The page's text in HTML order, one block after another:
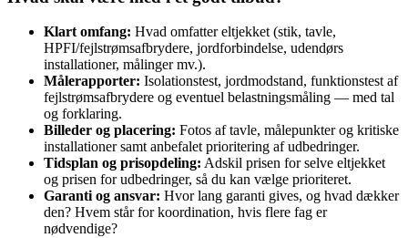
Klart omfang: Hvad omfatter eltjekket (stik, tavle,
HPFI/fejlstrømsafbrydere, jordforbindelse, udendørs
installationer, målinger mv.).
Målerapporter: Isolationstest, jordmodstand, funktionstest af
fejlstrømsafbrydere og eventuel belastningsmåling — med tal
og forklaring.
Billeder og placering: Fotos af tavle, målepunkter og kritiske
installationer samt anbefalet prioritering af udbedringer.
Tidsplan og prisopdeling: Adskil prisen for selve eltjekket
og prisen for udbedringer, så du kan vælge prioriteret.
Garanti og ansvar: Hvor lang garanti gives, og hvad dækker
den? Hvem står for koordination, hvis flere fag er
nødvendige?